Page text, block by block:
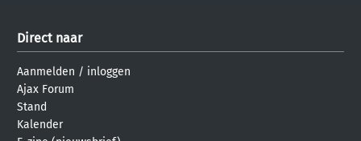
Direct naar
Aanmelden / inloggen
Ajax Forum
Stand
Kalender